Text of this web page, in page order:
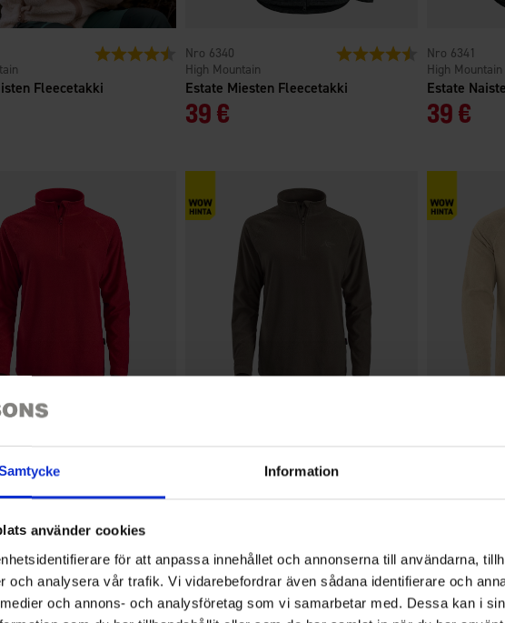
Information
använder cookies
för att anpassa innehållet och annonserna till användarna,
och analysera vår trafik. Vi vidarebefordrar även sådana identifierare och
och annons- och analysföretag som vi samarbetar med. Dessa kan i
Fleecetakki
Arvio: 4.6 5:sta tähdestä
Estate Miesten Fleecetakki
High Mountain
6340
39 €
Arvio: 4.6 5:sta tähdestä
Estate
High Mountain
6341
39 €
Fleecepaita
€
Gällö Naisten Fleecepaita
High Mountain
Lima
High Mountain
4.4